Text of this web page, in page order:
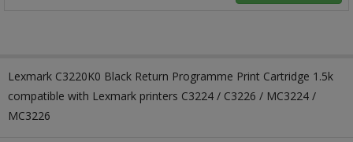
Lexmark C3220K0 Black Return Programme Print Cartridge 1.5k
compatible with Lexmark printers C3224 / C3226 / MC3224 /
MC3226